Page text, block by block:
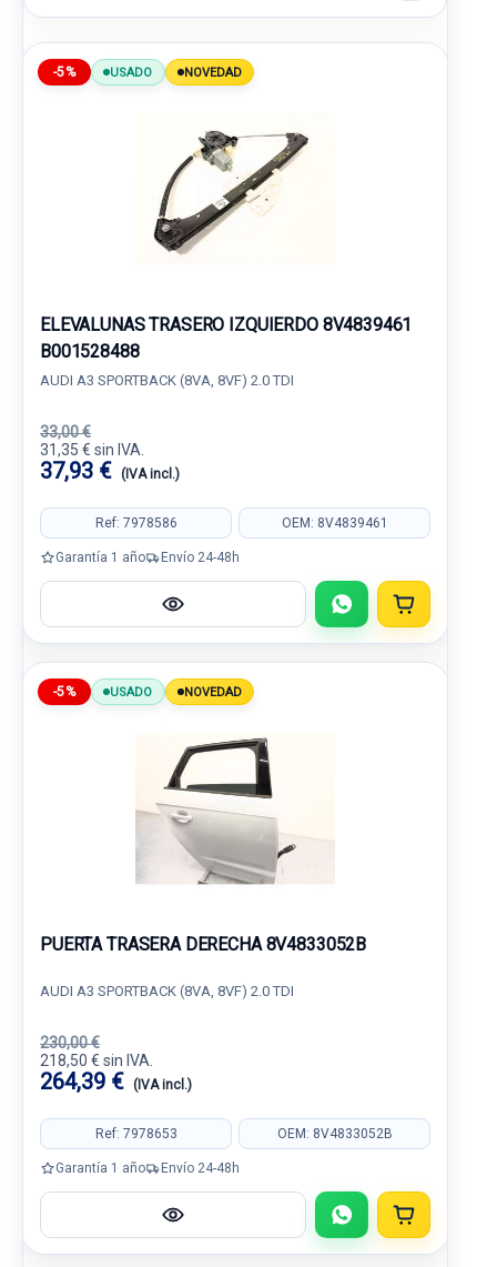
-5% USADO NOVEDAD
ELEVALUNAS TRASERO IZQUIERDO 8V4839461
B001528488
AUDI A3 SPORTBACK (8VA, 8VF) 2.0 TDI
33,00 €
31,35 € sin IVA.
37,93 € (IVA incl.)
Ref: 7978586 OEM: 8V4839461
Garantía 1 año Envío 24-48h
-5% USADO NOVEDAD
PUERTA TRASERA DERECHA 8V4833052B
AUDI A3 SPORTBACK (8VA, 8VF) 2.0 TDI
230,00 €
218,50 € sin IVA.
264,39 € (IVA incl.)
Ref: 7978653 OEM: 8V4833052B
Garantía 1 año Envío 24-48h